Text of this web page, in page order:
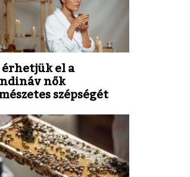
el a
nők
szépségét